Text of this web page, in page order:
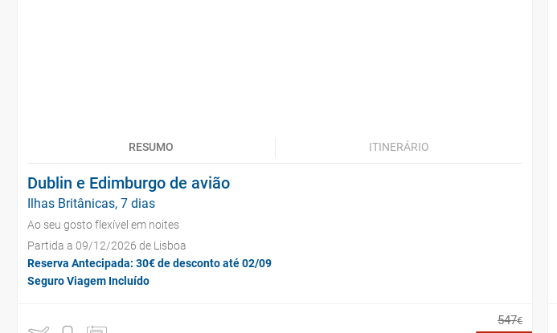
RESUMO ITINERÁRIO
Dublin e Edimburgo de avião
Ilhas Britânicas, 7 dias
Ao seu gosto flexível em noites
Partida a 09/12/2026 de Lisboa
Reserva Antecipada: 30€ de desconto até 02/09
Seguro Viagem Incluído
547€